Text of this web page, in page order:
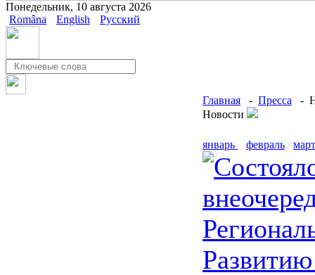
Понедельник, 10 августа 2026
Româna
English Русский
Главная - Пресса -
Новости
январь февраль март